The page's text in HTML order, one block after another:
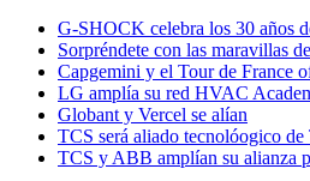
G-SHOCK celebra los 30 años
Sorpréndete con las maravillas
Capgemini y el Tour de France
LG amplía su red HVAC
Globant y Vercel se alían
TCS será aliado tecnolóogico
TCS y ABB amplían su alianza